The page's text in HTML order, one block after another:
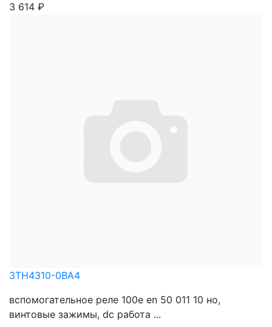
3 614 ₽
3TH4310-0BA4
вспомогательное реле 100e en 50 011 10 нo,
винтовые зажимы, dc работа ...